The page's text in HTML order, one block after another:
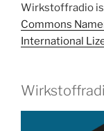
Wirkstoffradio
Commons
International